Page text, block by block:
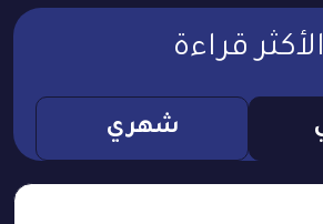
الأكثر قراءة
شهري